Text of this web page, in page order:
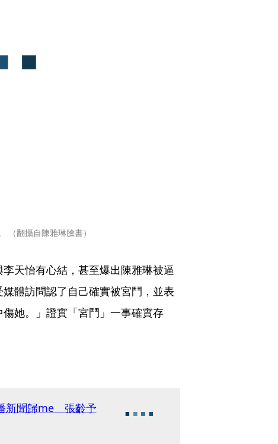
（翻攝自陳雅琳臉書）
天怡有心結，甚至爆出陳雅琳被逼
體訪問認了自己確實被宮鬥，並表
她。」證實「宮鬥」一事確實存
新聞歸me 張齡予